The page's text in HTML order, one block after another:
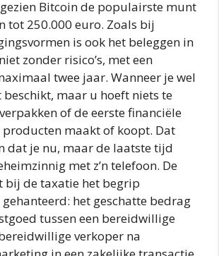
Bitcoin de populairste munt
tot 250.000 euro. Zoals bij
is ook het beleggen in
zonder risico’s, met een
twee jaar. Wanneer je wel
maar u hoeft niets te
of de eerste financiële
maakt of koopt. Dat
dat je nu, maar de laatste tijd
met z’n telefoon. De
bij de taxatie het begrip
het geschatte bedrag
tussen een bereidwillige
verkoper na